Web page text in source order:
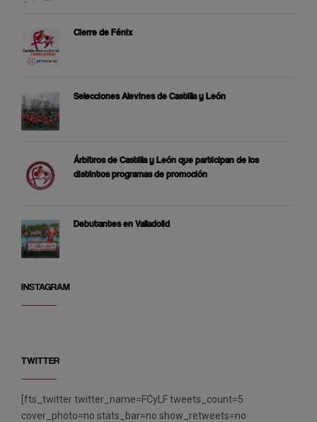
Cierre de Fénix
Selecciones Alevines de Castilla y León
Árbitros de Castilla y León que participan de los
distintos programas de promoción
Debutantes en Valladolid
INSTAGRAM
TWITTER
[fts_twitter twitter_name=FCyLF tweets_count=5
cover_photo=no stats_bar=no show_retweets=no